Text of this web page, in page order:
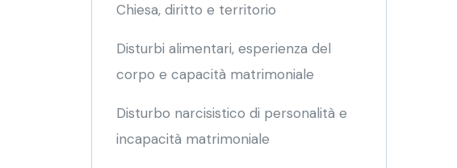
Chiesa, diritto e territorio
Disturbi alimentari, esperienza del
corpo e capacità matrimoniale
Disturbo narcisistico di personalità e
incapacità matrimoniale